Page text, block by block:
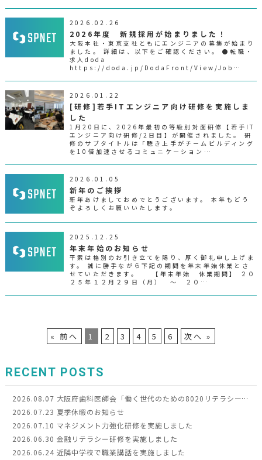
2026.02.26
2026年度 新規採用が始まりました！
大阪本社・東京支社ともにエンジニアの募集が始まり
ました。 詳細は、以下をご確認ください。 ●転職・
求人doda
https://doda.jp/DodaFront/View/Job…
2026.01.22
[研修]若手ITエンジニア向け研修を実施しま
した
1月20日に、2026年最初の等級別対面研修【若手IT
エンジニア向け研修/2日目】が開催されました。 研
修のサブタイトルは「聴き上手がチームビルディング
を10倍加速させるコミュニケーション…
2026.01.05
新年のご挨拶
新年あけましておめでとうございます。 本年もどう
ぞよろしくお願いいたします。
2025.12.25
年末年始のお知らせ
平素は格別のお引き立てを賜り、厚く御礼申し上げま
す。 誠に勝手ながら下記の期間を年末年始休業とさ
せていただきます。 【年末年始 休業期間】 ２０
２５年１２月２９日（月） ～ ２０…
« 前へ 1 2 3 4 5 6 次へ »
RECENT POSTS
2026.08.07 大阪府歯科医師会「働く世代のための8020リテラシー向上事業」令和8年度モデル事業に選定されました
2026.07.23 夏季休暇のお知らせ
2026.07.10 マネジメント力強化研修を実施しました
2026.06.30 金融リテラシー研修を実施しました
2026.06.24 近隣中学校で職業講話を実施しました